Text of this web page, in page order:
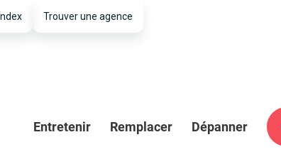
Trouver une agence
Entretenir Remplacer Dépanner